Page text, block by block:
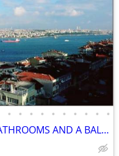
• • • • • • • • • •
ROOMS IN A 3+1 FLAT WİTH 2 BATHROOMS AND A BALCONY WİTH BOSPHORUS VİE